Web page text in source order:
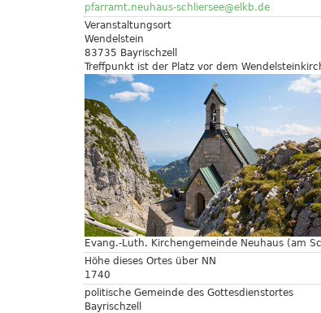
pfarramt.neuhaus-schliersee@elkb.de
Veranstaltungsort
Wendelstein
83735 Bayrischzell
Treffpunkt ist der Platz vor dem
Evang.-Luth. Kirchengemeinde Neuhaus (am
Höhe dieses Ortes über NN
1740
politische Gemeinde des Gottesdienstortes
Bayrischzell